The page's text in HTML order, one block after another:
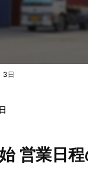
3日
営業日